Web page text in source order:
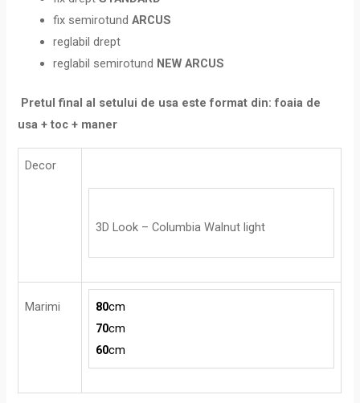
fix semirotundARCUS
reglabil drept
reglabil semirotund NEW ARCUS
Pretul final al setului de usa este format din: foaia de
usa + toc + maner
Decor
3D Look – Columbia Walnut light
Marimi 80cm
70cm
60cm